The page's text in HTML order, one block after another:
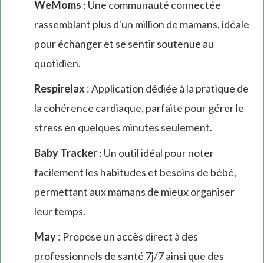
WeMoms : Une communauté connectée
rassemblant plus d'un million de mamans, idéale
pour échanger et se sentir soutenue au
quotidien.
Respirelax : Application dédiée à la pratique de
la cohérence cardiaque, parfaite pour gérer le
stress en quelques minutes seulement.
Baby Tracker: Un outil idéal pour noter
facilement les habitudes et besoins de bébé,
permettant aux mamans de mieux organiser
leur temps.
May: Propose un accès direct à des
professionnels de santé 7j/7 ainsi que des